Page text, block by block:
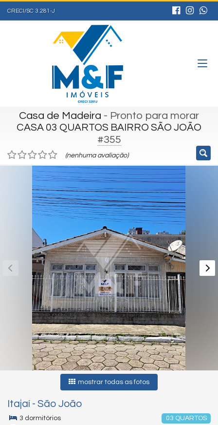
CRECI/SC 3.281-J
Casa de Madeira - Pronto para morar
CASA 03 QUARTOS BAIRRO SÃO JOÃO
#355
(nenhuma avaliação)
mostrar todas as fotos
Itajaí - São João
03 QUARTOS
3 dormitórios